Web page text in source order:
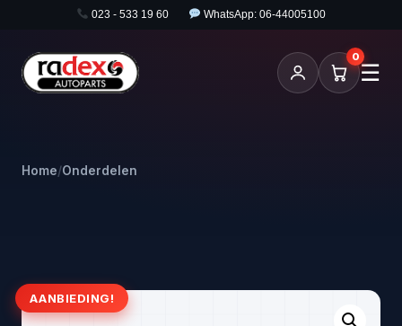
023 - 533 19 60 WhatsApp: 06-44005100
0
☰
Home/Onderdelen
AANBIEDING!